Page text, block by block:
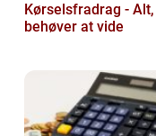
Kørselsfradrag -
behøver at vide